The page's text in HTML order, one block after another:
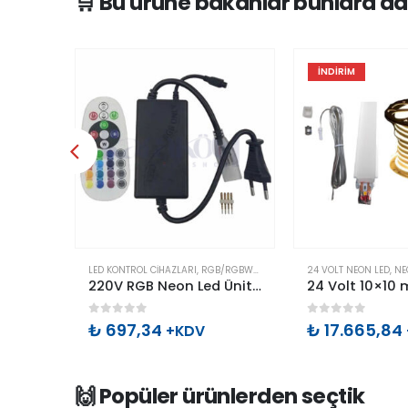
NEON LED BAĞLANTI APARATI
LED KONTROL CIHAZLARI, RGB/RGBW/RGBW-CW KONTROL CIHAZLARI
220V RGB Neon Led Ünitesi IR Kumandalı
0 out of 5
₺ 697,34 +KDV
İNDIRIM
24 VOLT NEON LED,
0 out of 5
₺ 17.665,84
🙌 Popüler ürünlerden seçtik